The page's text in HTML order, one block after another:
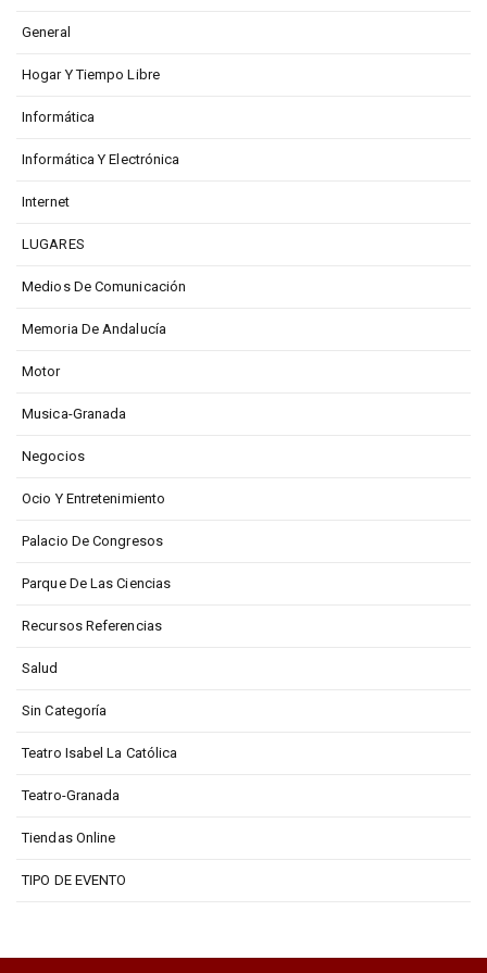
General
Hogar Y Tiempo Libre
Informática
Informática Y Electrónica
Internet
LUGARES
Medios De Comunicación
Memoria De Andalucía
Motor
Musica-Granada
Negocios
Ocio Y Entretenimiento
Palacio De Congresos
Parque De Las Ciencias
Recursos Referencias
Salud
Sin Categoría
Teatro Isabel La Católica
Teatro-Granada
Tiendas Online
TIPO DE EVENTO